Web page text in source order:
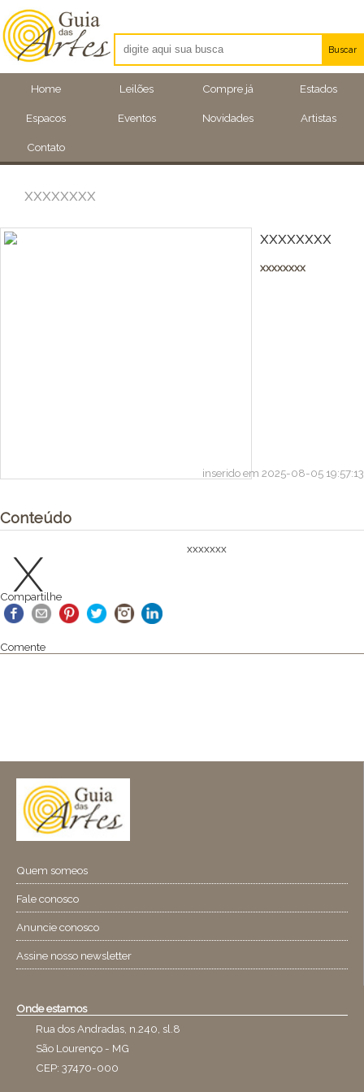
Home Leilões Compre já Estados
Espacos Eventos Novidades Artistas
Contato
Buscar
Artistas
Eventos
xxxxxxxx
xxxxxxxx
xxxxxxxx
inserido em 2025-08-05 19:57:13
Conteúdo
xxxxxxx
Compartilhe
Comente
Quem someos
Fale conosco
Anuncie conosco
Assine nosso newsletter
Onde estamos
Rua dos Andradas, n.240, sl.8
São Lourenço - MG
CEP: 37470-000